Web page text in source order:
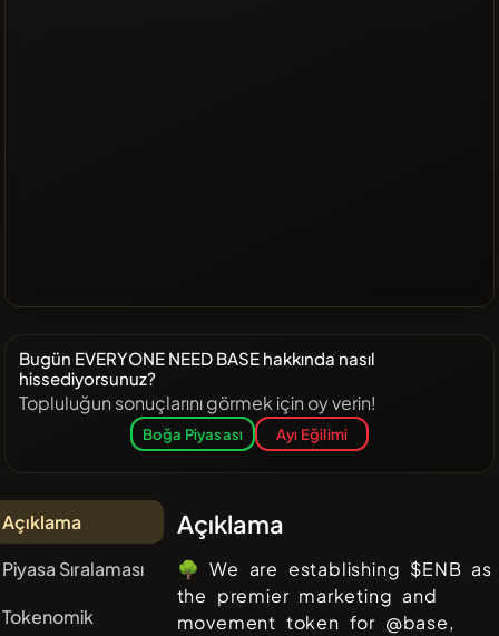
Bugün EVERYONE NEED BASE hakkında nasıl
hissediyorsunuz?
Topluluğun sonuçlarını görmek için oy verin!
Boğa Piyasası Ayı Eğilimi
Açıklama
Piyasa Sıralaması
Tokenomik
Açıklama
🌳 We are establishing $ENB as
the premier marketing and
movement token for @base,